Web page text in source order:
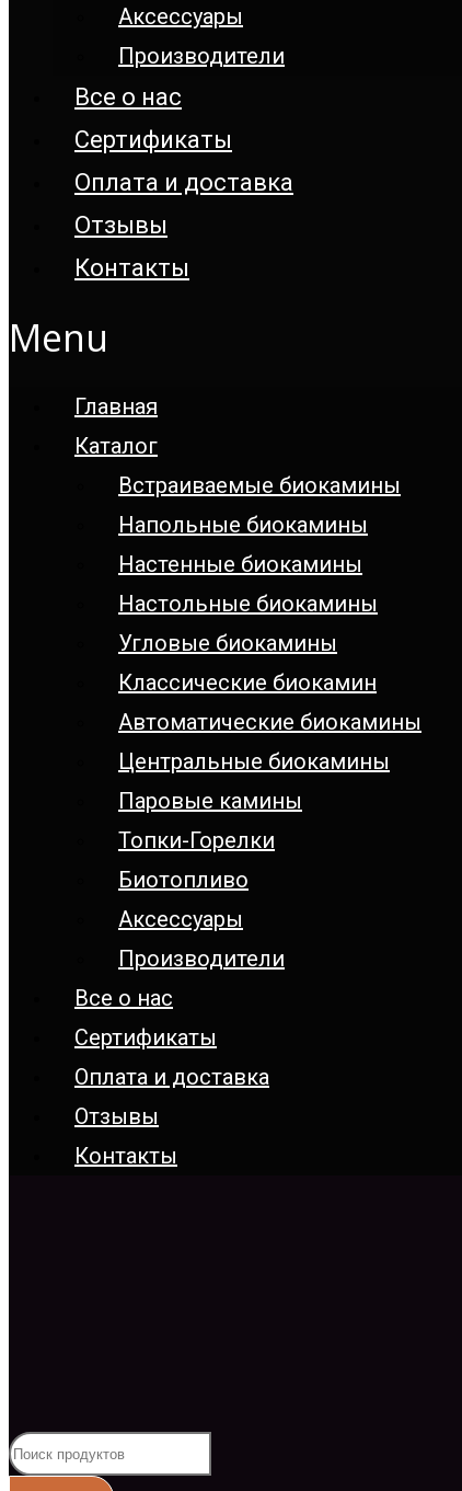
Аксессуары
Производители
Все о нас
Сертификаты
Оплата и доставка
Отзывы
Контакты
Menu
Главная
Каталог
Встраиваемые биокамины
Напольные биокамины
Настенные биокамины
Настoльные биокамины
Угловые биокамины
Классические биокамин
Автоматические биокамины
Центральные биокамины
Паровые камины
Топки-Горелки
Биотопливо
Аксессуары
Производители
Все о нас
Сертификаты
Оплата и доставка
Отзывы
Контакты